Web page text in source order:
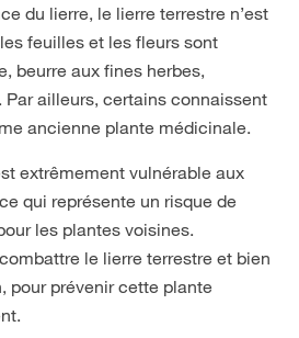
du lierre, le lierre terrestre n’est
feuilles et les fleurs sont
beurre aux fines herbes,
ailleurs, certains connaissent
ancienne plante médicinale.
extrêmement vulnérable aux
qui représente un risque de
les plantes voisines.
le lierre terrestre et bien
pour prévenir cette plante